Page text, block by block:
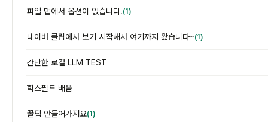
파일 탭에서 옵션이 없습니다.(1)
네이버 클립에서 보기 시작해서 여기까지 왔습니다~(1)
간단한 로컬 LLM TEST
힉스필드 배움
꿀팁 안들어가져요(1)